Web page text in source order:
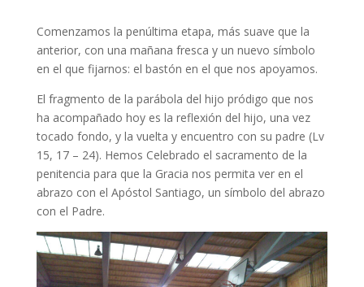
Comenzamos la penúltima etapa, más suave que la
anterior, con una mañana fresca y un nuevo símbolo
en el que fijarnos: el bastón en el que nos apoyamos.
El fragmento de la parábola del hijo pródigo que nos
ha acompañado hoy es la reflexión del hijo, una vez
tocado fondo, y la vuelta y encuentro con su padre (Lv
15, 17 – 24). Hemos Celebrado el sacramento de la
penitencia para que la Gracia nos permita ver en el
abrazo con el Apóstol Santiago, un símbolo del abrazo
con el Padre.